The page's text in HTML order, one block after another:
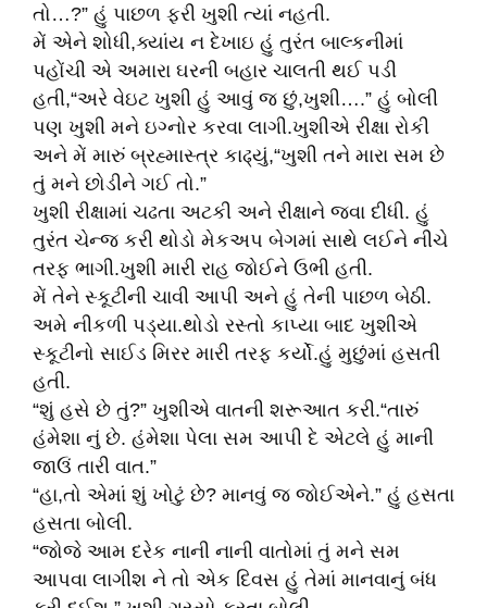
તો…?” હું પાછળ ફરી ખુશી ત્યાં નહતી.
મેં એને શોધી,ક્યાંય ન દેખાઇ હું તુરંત બાલ્કનીમાં
પહોંચી એ અમારા ઘરની બહાર ચાલતી થઈ પડી
હતી,“અરે વેઇટ ખુશી હું આવું જ છું,ખુશી….” હું બોલી
પણ ખુશી મને ઇગ્નોર કરવા લાગી.ખુશીએ રીક્ષા રોકી
અને મેં મારું બ્રહ્માસ્ત્ર કાઢ્યું,“ખુશી તને મારા સમ છે
તું મને છોડીને ગઈ તો.”
ખુશી રીક્ષામાં ચઢતા અટકી અને રીક્ષાને જવા દીધી. હું
તુરંત ચેન્જ કરી થોડો મેકઅપ બેગમાં સાથે લઈને નીચે
તરફ ભાગી.ખુશી મારી રાહ જોઈને ઉભી હતી.
મેં તેને સ્કૂટીની ચાવી આપી અને હું તેની પાછળ બેઠી.
અમે નીકળી પડ્યા.થોડો રસ્તો કાપ્યા બાદ ખુશીએ
સ્કૂટીનો સાઈડ મિરર મારી તરફ કર્યો.હું મુછુંમાં હસતી
હતી.
“શું હસે છે તું?” ખુશીએ વાતની શરૂઆત કરી.“તારું
હંમેશા નું છે. હંમેશા પેલા સમ આપી દે એટલે હું માની
જાઉં તારી વાત.”
“હા,તો એમાં શું ખોટું છે? માનવું જ જોઈએને.” હું હસતા
હસતા બોલી.
“જોજે આમ દરેક નાની નાની વાતોમાં તું મને સમ
આપવા લાગીશ ને તો એક દિવસ હું તેમાં માનવાનું બંધ